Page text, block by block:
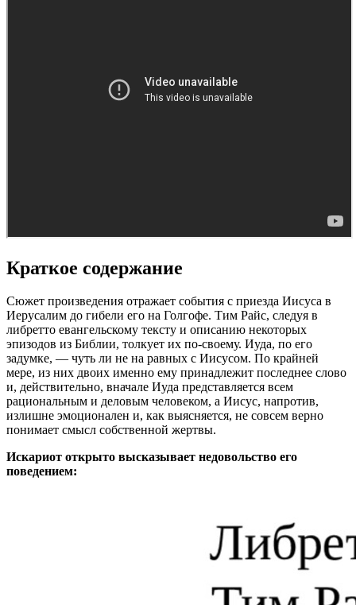
Краткое содержание
Сюжет произведения отражает события с приезда Иисуса в
Иерусалим до гибели его на Голгофе. Тим Райс, следуя в
либретто евангельскому тексту и описанию некоторых
эпизодов из Библии, толкует их по-своему. Иуда, по его
задумке, — чуть ли не на равных с Иисусом. По крайней
мере, из них двоих именно ему принадлежит последнее слово
и, действительно, вначале Иуда представляется всем
рациональным и деловым человеком, а Иисус, напротив,
излишне эмоционален и, как выясняется, не совсем верно
понимает смысл собственной жертвы.
Искариот открыто высказывает недовольство его
поведением: